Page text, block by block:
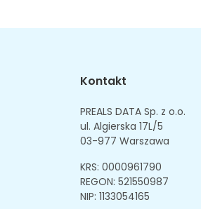
Kontakt
PREALS DATA Sp. z o.o.
ul. Algierska 17L/5
03-977 Warszawa
KRS: 0000961790
REGON: 521550987
NIP: 1133054165